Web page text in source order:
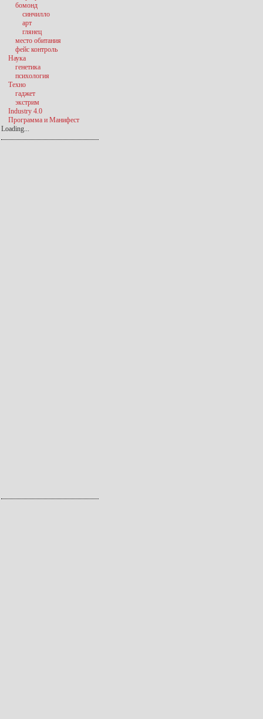
бомонд
синчилло
арт
глянец
место обитания
фейс контроль
Наука
генетика
психология
Техно
гаджет
экстрим
Industry 4.0
Программа и Манифест
Loading...